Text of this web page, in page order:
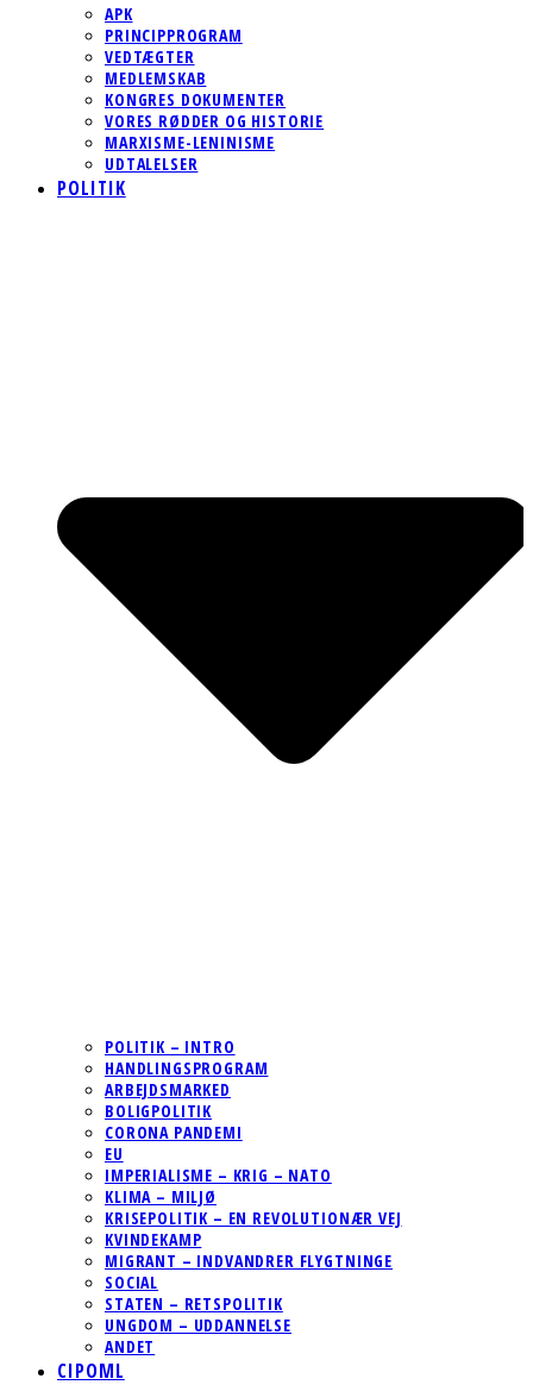
APK
PRINCIPPROGRAM
VEDTÆGTER
MEDLEMSKAB
KONGRES DOKUMENTER
VORES RØDDER OG HISTORIE
MARXISME-LENINISME
UDTALELSER
POLITIK
POLITIK – INTRO
HANDLINGSPROGRAM
ARBEJDSMARKED
BOLIGPOLITIK
CORONA PANDEMI
EU
IMPERIALISME – KRIG – NATO
KLIMA – MILJØ
KRISEPOLITIK – EN REVOLUTIONÆR VEJ
KVINDEKAMP
MIGRANT – INDVANDRER FLYGTNINGE
SOCIAL
STATEN – RETSPOLITIK
UNGDOM – UDDANNELSE
ANDET
CIPOML